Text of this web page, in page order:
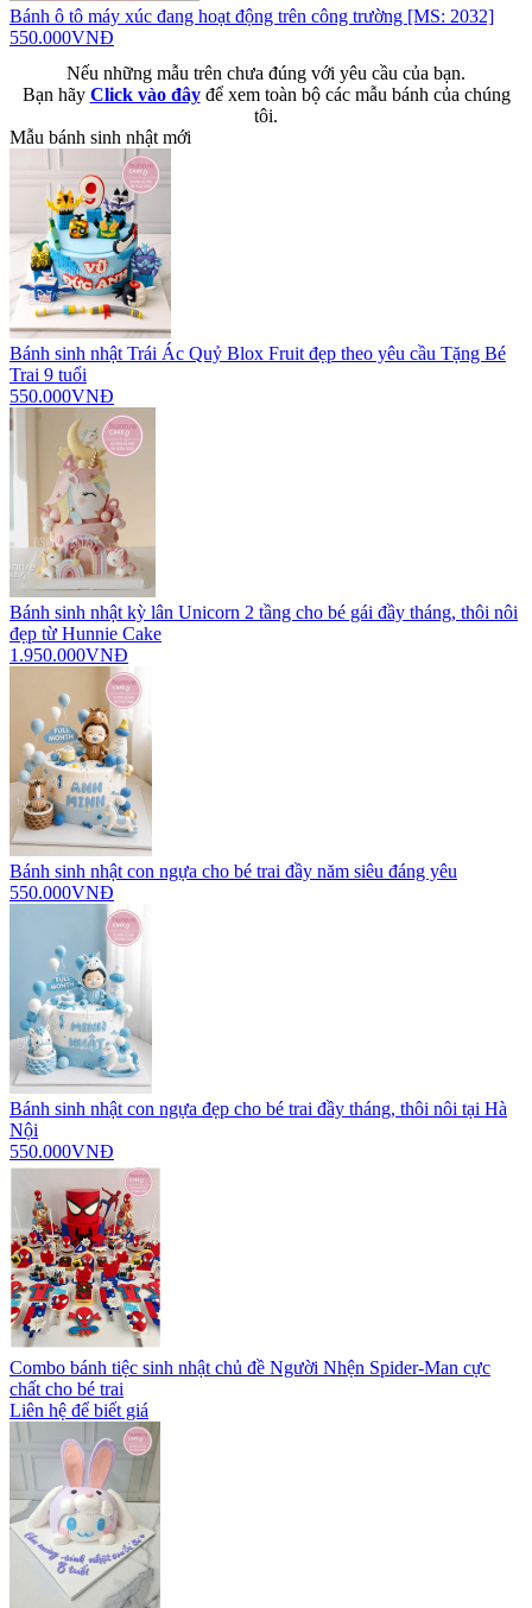
Bánh ô tô máy xúc đang hoạt động trên công trường [MS: 2032]
550.000VNĐ
Nếu những mẫu trên chưa đúng với yêu cầu của bạn.
Bạn hãy Click vào đâyđể xem toàn bộ các mẫu bánh của chúng
tôi.
Mẫu bánh sinh nhật mới
Bánh sinh nhật Trái Ác Quỷ Blox Fruit đẹp theo yêu cầu Tặng Bé
Trai 9 tuổi
550.000VNĐ
Bánh sinh nhật kỳ lân Unicorn 2 tầng cho bé gái đầy tháng, thôi nôi
đẹp từ Hunnie Cake
1.950.000VNĐ
Bánh sinh nhật con ngựa cho bé trai đầy năm siêu đáng yêu
550.000VNĐ
Bánh sinh nhật con ngựa đẹp cho bé trai đầy tháng, thôi nôi tại Hà
Nội
550.000VNĐ
Combo bánh tiệc sinh nhật chủ đề Người Nhện Spider-Man cực
chất cho bé trai
Liên hệ để biết giá